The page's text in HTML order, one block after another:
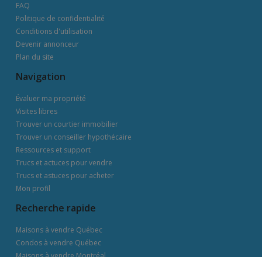
FAQ
Politique de confidentialité
Conditions d'utilisation
Devenir annonceur
Plan du site
Navigation
Évaluer ma propriété
Visites libres
Trouver un courtier immobilier
Trouver un conseiller hypothécaire
Ressources et support
Trucs et actuces pour vendre
Trucs et astuces pour acheter
Mon profil
Recherche rapide
Maisons à vendre Québec
Condos à vendre Québec